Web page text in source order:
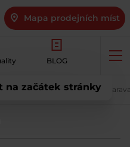
Mapa prodejních míst
BLOG
na začátek stránky
v kompozitních lahvích do